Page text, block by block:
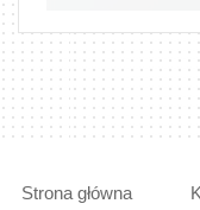
Strona główna